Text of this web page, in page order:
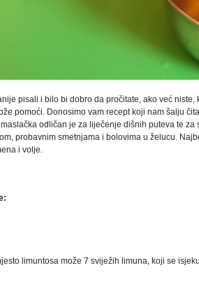
pisali i bilo bi dobro da pročitate, ako već
pomoći. Donosimo vam recept koji nam šalju
odličan je za liječenje dišnih puteva te
probavnim smetnjama i bolovima u želucu.
i volje.
limuntosa može 7 sviježih limuna, koji se